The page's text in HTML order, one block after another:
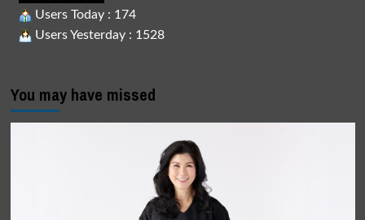
Users Today : 174
Users Yesterday : 1528
You may have missed